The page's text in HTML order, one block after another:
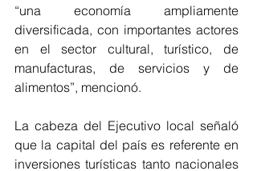
“una economía ampliamente
diversificada, con importantes actores
en el sector cultural, turístico, de
manufacturas, de servicios y de
alimentos”, mencionó.
La cabeza del Ejecutivo local señaló
que la capital del país es referente en
inversiones turísticas tanto nacionales